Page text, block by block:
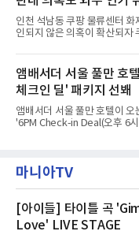
작된 것이다.대피소 주민 중심
부터 2가구 지원 완료CFS는
현북초등학교, 신현여자중학
관내 임시 대피소 3곳에서 체
민들의 호응 속에 CFS는 즉시
난 28일 오후 전문 청소업체와
인천 석남동 쿠팡 물류센터 화
인되지 않은 의혹이 확산되자
에 대해서는 외부 화재 연기
고, 2023년 같은 물류센터에서
대해서도 쿠팡 입주 전 공사 과
이라며 선을 그었다.쿠팡은 21
내부에서 불이 타는 냄새가
해 “사실무근”이라는 입장을
“인근에서 지난 15일 다른 회
것으로 확인됐다”고 설명했다.
재 원인은 추후 조사될
앰배서더 서울 풀만 호
체크인 딜' 패키지 선봬
앰배서더 서울 풀만 호텔이 오
'6PM Check-in Deal(오후 6
텔 측은 “퇴근 후 또는 주말 도
온전한 휴식을 원하는 고객들
제큐티브 두 가지 타입으로 구
키지는 객실 1박(룸 온리)으로
즐길 수 있으며, 이그제큐티브
마니아TV
[아이들] 타이틀 곡
Love' LIVE STAGE